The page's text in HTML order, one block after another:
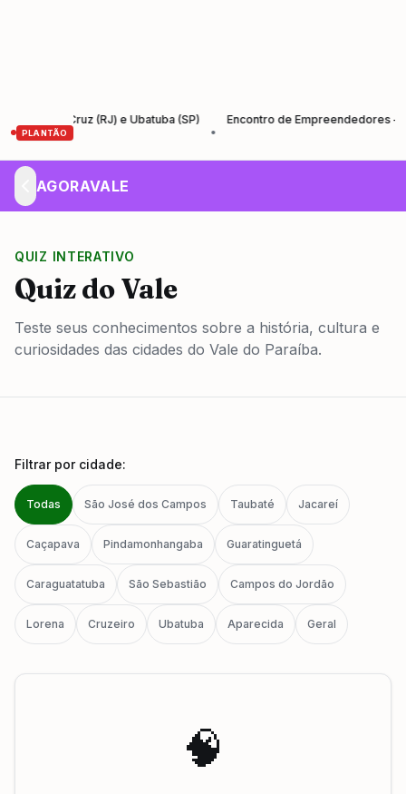
PLANTÃO
Cruz (RJ) e Ubatuba (SP)
Encontro de Empreendedores –
AGORAVALE
QUIZ INTERATIVO
Quiz do Vale
Teste seus conhecimentos sobre a história, cultura e
curiosidades das cidades do Vale do Paraíba.
Filtrar por cidade:
Todas São José dos Campos Taubaté Jacareí
Caçapava Pindamonhangaba Guaratinguetá
Caraguatatuba São Sebastião Campos do Jordão
Lorena Cruzeiro Ubatuba Aparecida Geral
🧠